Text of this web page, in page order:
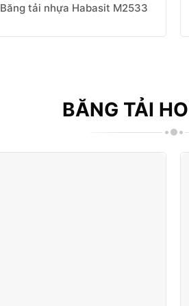
Băng tải nhựa Habasit M2533
BĂNG TẢI